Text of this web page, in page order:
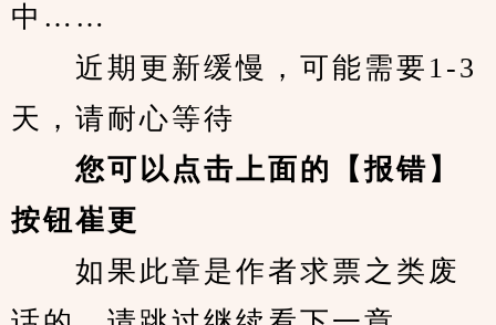
中……
近期更新缓慢，可能需要1-3
天，请耐心等待
您可以点击上面的【报错】
按钮崔更
如果此章是作者求票之类废